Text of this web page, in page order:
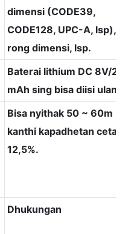
dimensi (CODE39,
CODE128, UPC-A, lsp),
rong dimensi, lsp.
Baterai lithium DC 8V/
mAh sing bisa diisi ulang
Bisa nyithak 50 ~ 60m
kanthi kapadhetan cetak
12,5%.
Dhukungan